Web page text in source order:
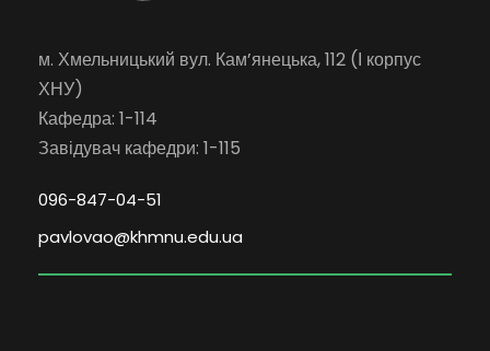
м. Хмельницький вул. Кам’янецька, 112 (І корпус
ХНУ)
Кафедра: 1-114
Завідувач кафедри: 1-115
096-847-04-51
pavlovao@khmnu.edu.ua